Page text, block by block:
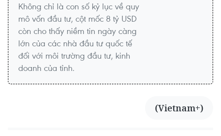
Không chỉ là con số kỷ lục về quy
mô vốn đầu tư, cột mốc 8 tỷ USD
còn cho thấy niềm tin ngày càng
lớn của các nhà đầu tư quốc tế
đối với môi trường đầu tư, kinh
doanh của tỉnh.
(Vietnam+)